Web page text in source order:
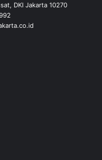
DKI Jakarta 10270